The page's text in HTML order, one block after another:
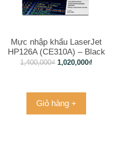
Mực nhập khẩu LaserJet
HP126A (CE310A) – Black
1,400,000₫ 1,020,000₫
Giỏ hàng +